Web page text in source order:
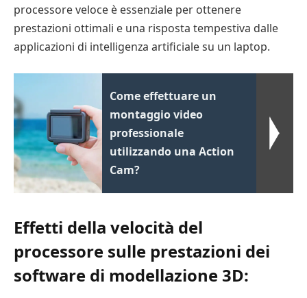
processore veloce è essenziale per ottenere
prestazioni ottimali e una risposta tempestiva dalle
applicazioni di intelligenza artificiale su un laptop.
Come effettuare un
montaggio video
professionale
utilizzando una Action
Cam?
Effetti della velocità del
processore sulle prestazioni dei
software di modellazione 3D: